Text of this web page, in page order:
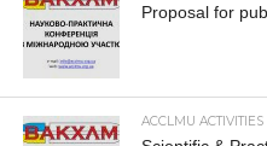
Proposal for
ACCLMU ACTIVITIES